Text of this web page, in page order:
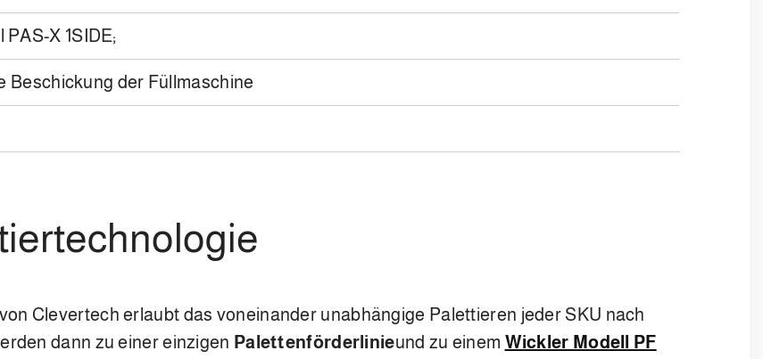
X 1SIDE;
Beschickung der Füllmaschine
Clevertech erlaubt das voneinander unabhängige Palettieren jeder SKU nach
dann zu einer einzigen Palettenförderlinieund zu einem Wickler Modell PF